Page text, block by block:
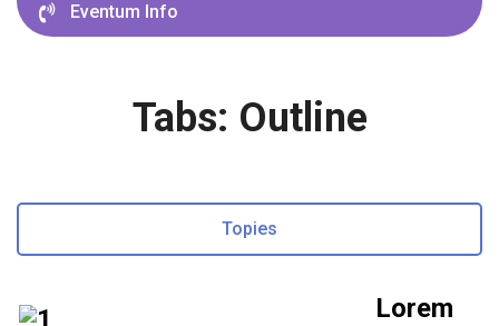
Eventum Info
Tabs: Outline
Topies
Lorem